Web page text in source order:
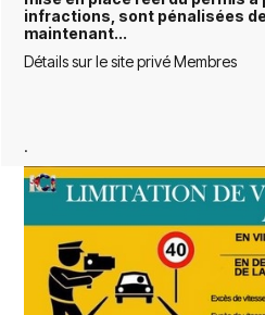
infractions, sont pénalisées
maintenant...
Détails sur le site privé Membres
.